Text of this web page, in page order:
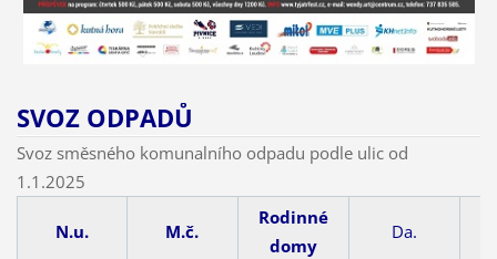
SVOZ ODPADŮ
Svoz směsného komunalního odpadu podle ulic od
1.1.2025
N.u. M.č.
Rodinné
domy
Da.